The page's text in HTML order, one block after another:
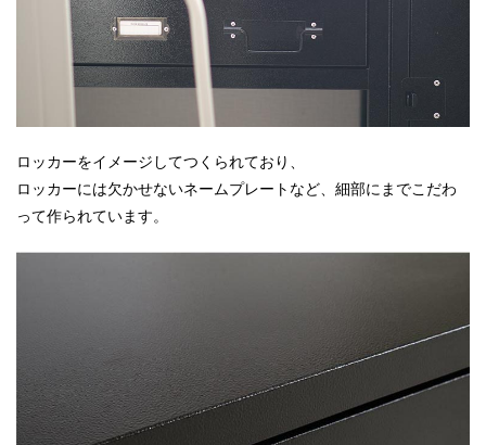
ロッカーをイメージしてつくられており、
ロッカーには欠かせないネームプレートなど、細部にまでこだわ
って作られています。